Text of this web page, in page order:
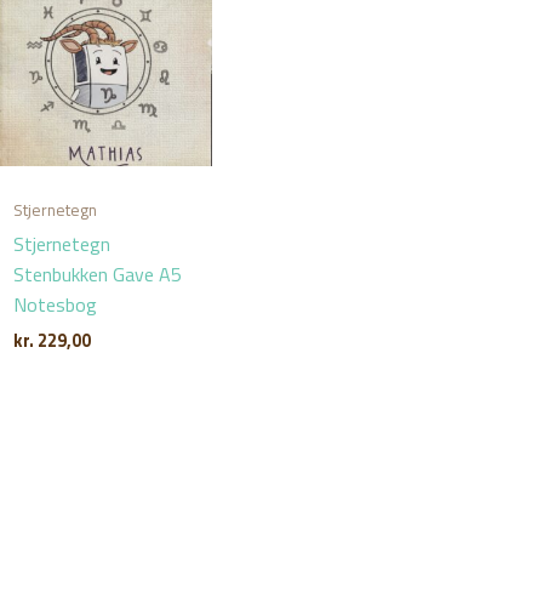
Stjernetegn
Stjernetegn
Stenbukken Gave A5
Notesbog
kr. 229,00